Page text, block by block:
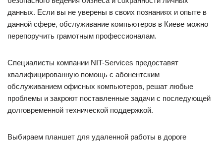
данных. Если вы не уверены в своих познаниях и опыте в
данной сфере, обслуживание компьютеров в Киеве можно
перепоручить грамотным профессионалам.
Специалисты компании NIT-Services предоставят
квалифицированную помощь с абонентским
обслуживанием офисных компьютеров, решат любые
проблемы и закроют поставленные задачи с последующей
долговременной технической поддержкой.
Выбираем планшет для удаленной работы в дороге